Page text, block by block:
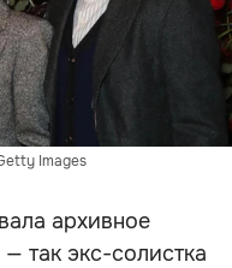
Images
архивное
так экс-солистка